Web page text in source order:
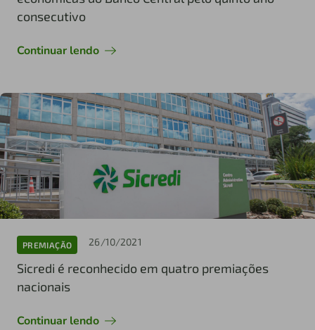
consecutivo
Continuar lendo
PREMIAÇÃO 26/10/2021
Sicredi é reconhecido em quatro premiações
nacionais
Continuar lendo